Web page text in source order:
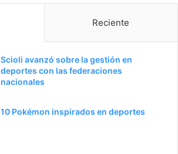
Reciente
Scioli avanzó sobre la gestión en
deportes con las federaciones
nacionales
10 Pokémon inspirados en deportes